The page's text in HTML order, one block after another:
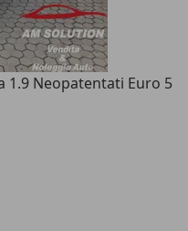
1.9 Neopatentati Euro 5